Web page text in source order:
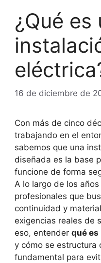
¿Qué es
16 de diciembre de
Con más de cinco
trabajando en el
sabemos que una
diseñada es la base
funcione de forma
A lo largo de los
profesionales que
continuidad y
exigencias reales de
eso, entender qué
y cómo se estructura
fundamental para